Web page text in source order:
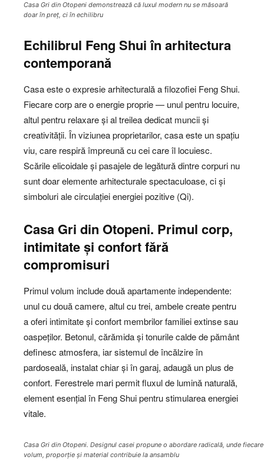
Casa Gri din Otopeni demonstrează că luxul modern nu se măsoară
doar în preț, ci în echilibru
Echilibrul Feng Shui în arhitectura
contemporană
Casa este o expresie arhitecturală a filozofiei Feng Shui.
Fiecare corp are o energie proprie — unul pentru locuire,
altul pentru relaxare și al treilea dedicat muncii și
creativității. În viziunea proprietarilor, casa este un spațiu
viu, care respiră împreună cu cei care îl locuiesc.
Scările elicoidale și pasajele de legătură dintre corpuri nu
sunt doar elemente arhitecturale spectaculoase, ci și
simboluri ale circulației energiei pozitive (Qi).
Casa Gri din Otopeni. Primul corp,
intimitate și confort fără
compromisuri
Primul volum include două apartamente independente:
unul cu două camere, altul cu trei, ambele create pentru
a oferi intimitate și confort membrilor familiei extinse sau
oaspeților. Betonul, cărămida și tonurile calde de pământ
definesc atmosfera, iar sistemul de încălzire în
pardoseală, instalat chiar și în garaj, adaugă un plus de
confort. Ferestrele mari permit fluxul de lumină naturală,
element esențial în Feng Shui pentru stimularea energiei
vitale.
Casa Gri din Otopeni. Designul casei propune o abordare radicală, unde fiecare
volum, proporție și material contribuie la ansamblu